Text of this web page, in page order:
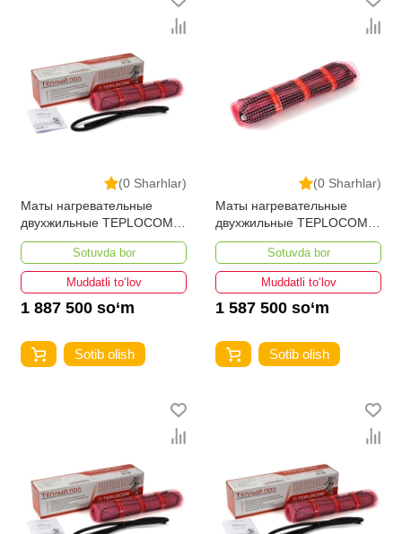
(0 Sharhlar)
Маты нагревательные
двухжильные TEPLOCOM
PROМНД-5,0-800 ВТ
Sotuvda bor
Muddatli to‘lov
1 887 500 so‘m
Sotib olish
(0 Sharhlar)
Маты нагревательные
двухжильные TEPLOCOM
PROМНД-4,0-640 ВТ
Sotuvda bor
Muddatli to‘lov
1 587 500 so‘m
Sotib olish